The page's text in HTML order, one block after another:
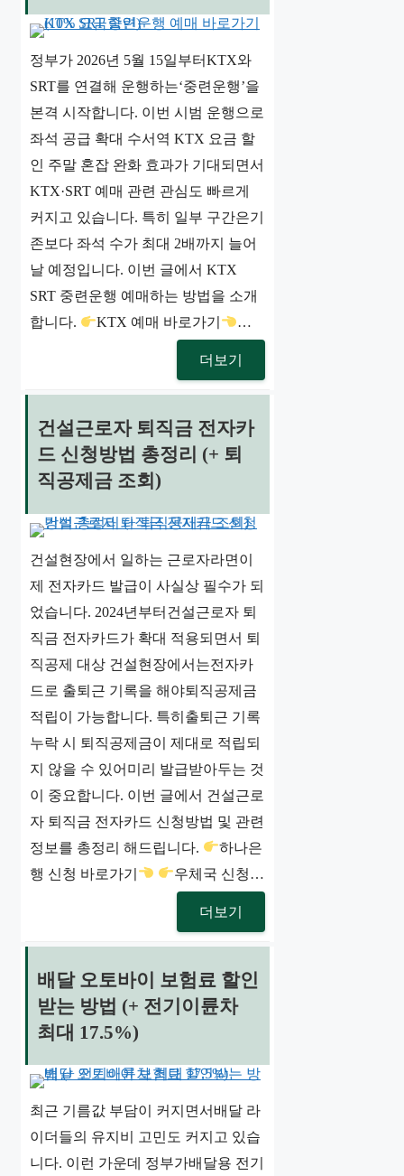
정부가 2026년 5월 15일부터KTX와
SRT를 연결해 운행하는‘중련운행’을
본격 시작합니다. 이번 시범 운행으로
좌석 공급 확대 수서역 KTX 요금 할
인 주말 혼잡 완화 효과가 기대되면서
KTX·SRT 예매 관련 관심도 빠르게
커지고 있습니다. 특히 일부 구간은기
존보다 좌석 수가 최대 2배까지 늘어
날 예정입니다. 이번 글에서 KTX
SRT 중련운행 예매하는 방법을 소개
합니다.
KTX 예매 바로가기 …
더보기
건설근로자 퇴직금 전자카
드 신청방법 총정리 (+ 퇴
직공제금 조회)
건설현장에서 일하는 근로자라면이
제 전자카드 발급이 사실상 필수가 되
었습니다. 2024년부터건설근로자 퇴
직금 전자카드가 확대 적용되면서 퇴
직공제 대상 건설현장에서는전자카
드로 출퇴근 기록을 해야퇴직공제금
적립이 가능합니다. 특히출퇴근 기록
누락 시 퇴직공제금이 제대로 적립되
지 않을 수 있어미리 발급받아두는 것
이 중요합니다. 이번 글에서 건설근로
자 퇴직금 전자카드 신청방법 및 관련
정보를 총정리 해드립니다.
하나은
행 신청 바로가기
우체국 신청…
더보기
배달 오토바이 보험료 할인
받는 방법 (+ 전기이륜차
최대 17.5%)
최근 기름값 부담이 커지면서배달 라
이더들의 유지비 고민도 커지고 있습
니다. 이런 가운데 정부가배달용 전기